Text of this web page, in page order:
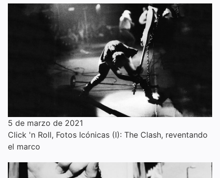
5 de marzo de 2021
Click 'n Roll, Fotos Icónicas (I): The Clash, reventando
el marco